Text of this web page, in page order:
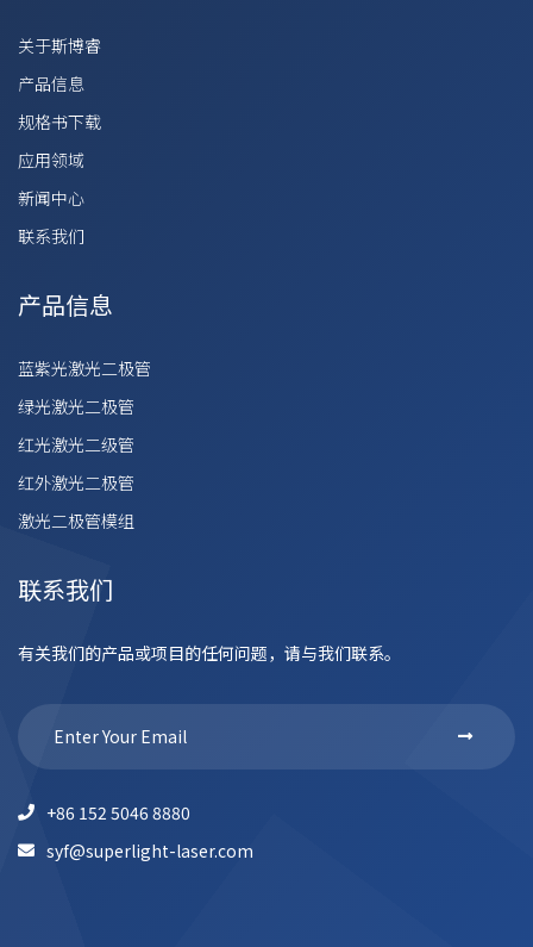
关于斯博睿
产品信息
规格书下载
应用领域
新闻中心
联系我们
产品信息
蓝紫光激光二极管
绿光激光二极管
红光激光二级管
红外激光二极管
激光二极管模组
联系我们
有关我们的产品或项目的任何问题，请与我们联系。
+86 152 5046 8880
syf@superlight-laser.com